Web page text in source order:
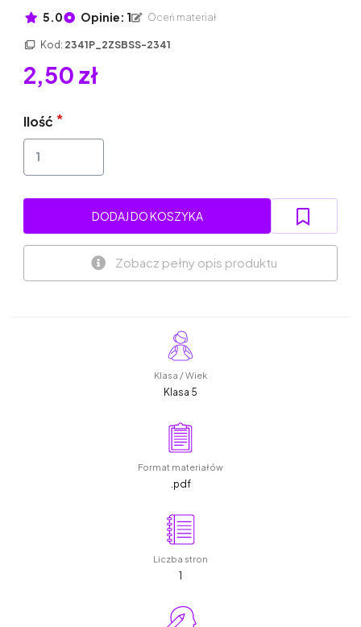
5.0 Opinie: 1 Oceń materiał
Kod: 2341P_2ZSBSS-2341
2,50 zł
Ilość
DODAJ DO KOSZYKA
Zobacz pełny opis produktu
Klasa / Wiek
Klasa 5
Format materiałów
.pdf
Liczba stron
1